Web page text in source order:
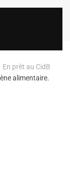
En prêt au CidB
alimentaire.